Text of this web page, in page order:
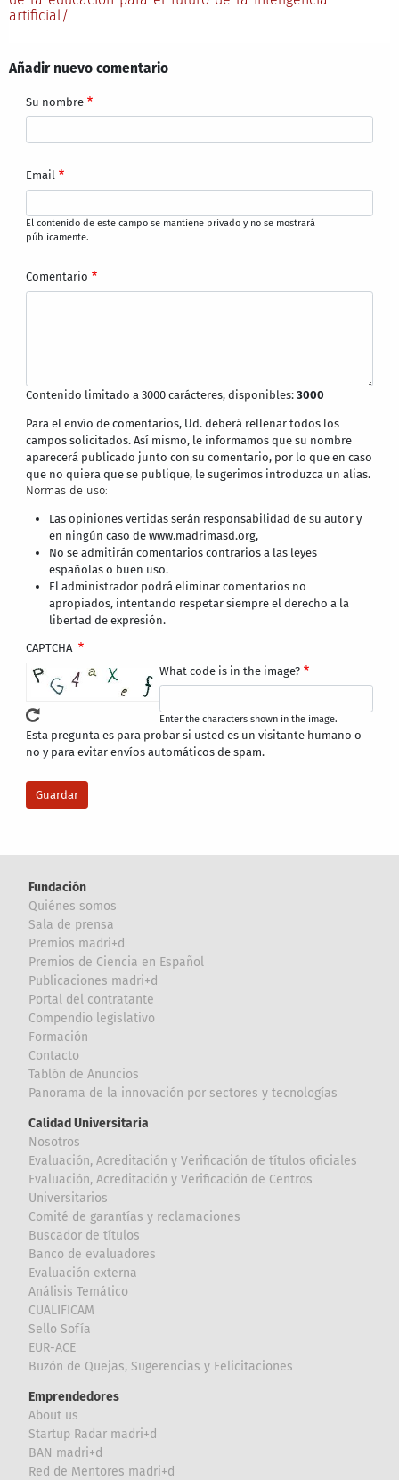
artificial/
Añadir nuevo comentario
Su nombre
Email
El contenido de este campo se mantiene privado y no se mostrará
públicamente.
Comentario
Contenido limitado a 3000 carácteres, disponibles:3000
Para el envío de comentarios, Ud. deberá rellenar todos los
campos solicitados. Así mismo, le informamos que su nombre
aparecerá publicado junto con su comentario, por lo que en caso
que no quiera que se publique, le sugerimos introduzca un alias.
Normas de uso:
Las opiniones vertidas serán responsabilidad de su autor y
en ningún caso de www.madrimasd.org,
No se admitirán comentarios contrarios a las leyes
españolas o buen uso.
El administrador podrá eliminar comentarios no
apropiados, intentando respetar siempre el derecho a la
libertad de expresión.
CAPTCHA
What code is in the image?
Enter the characters shown in the image.
Esta pregunta es para probar si usted es un visitante humano o
no y para evitar envíos automáticos de spam.
Fundación
Quiénes somos
Sala de prensa
Premios madri+d
Premios de Ciencia en Español
Publicaciones madri+d
Portal del contratante
Compendio legislativo
Formación
Contacto
Tablón de Anuncios
Panorama de la innovación por sectores y tecnologías
Calidad Universitaria
Nosotros
Evaluación, Acreditación y Verificación de títulos oficiales
Evaluación, Acreditación y Verificación de Centros
Universitarios
Comité de garantías y reclamaciones
Buscador de títulos
Banco de evaluadores
Evaluación externa
Análisis Temático
CUALIFICAM
Sello Sofía
EUR-ACE
Buzón de Quejas, Sugerencias y Felicitaciones
Emprendedores
About us
Startup Radar madri+d
BAN madri+d
Red de Mentores madri+d